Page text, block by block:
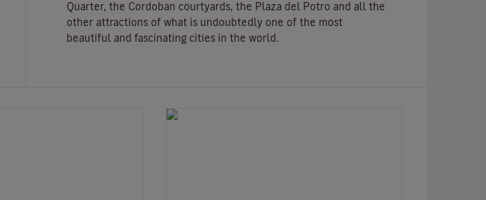
Quarter, the Cordoban courtyards, the Plaza del Potro and all the
other attractions of what is undoubtedly one of the most
beautiful and fascinating cities in the world.